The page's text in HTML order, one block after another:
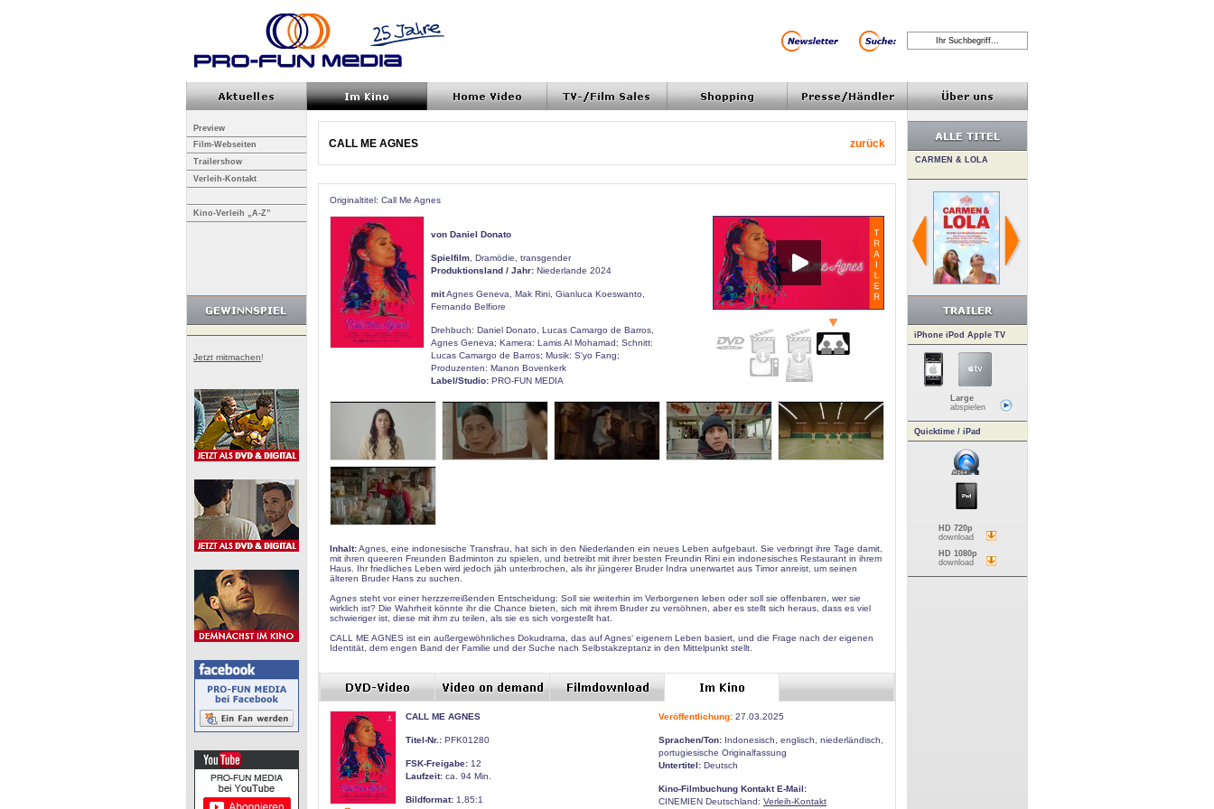
Preview
Film-Webseiten
Trailershow
Verleih-Kontakt
Kino-Verleih „A-Z”
Jetzt mitmachen!
CALL ME AGNES zurück
Originaltitel: Call Me Agnes
von Daniel Donato
Spielfilm , Dramödie, transgender
Produktionsland / Jahr: Niederlande 2024
mitAgnes Geneva, Mak Rini, Gianluca Koeswanto,
Fernando Belfiore
Drehbuch: Daniel Donato, Lucas Camargo de Barros,
Agnes Geneva; Kamera: Lamis Al Mohamad; Schnitt:
Lucas Camargo de Barros; Musik: S'yo Fang;
Produzenten: Manon Bovenkerk
Label/Studio: PRO-FUN MEDIA
Inhalt:Agnes, eine indonesische Transfrau, hat sich in den Niederlanden ein neues Leben aufgebaut. Sie verbringt ihre Tage damit,
mit ihren queeren Freunden Badminton zu spielen, und betreibt mit ihrer besten Freundin Rini ein indonesisches Restaurant in ihrem
Haus. Ihr friedliches Leben wird jedoch jäh unterbrochen, als ihr jüngerer Bruder Indra unerwartet aus Timor anreist, um seinen
älteren Bruder Hans zu suchen.
Agnes steht vor einer herzzerreißenden Entscheidung: Soll sie weiterhin im Verborgenen leben oder soll sie offenbaren, wer sie
wirklich ist? Die Wahrheit könnte ihr die Chance bieten, sich mit ihrem Bruder zu versöhnen, aber es stellt sich heraus, dass es viel
schwieriger ist, diese mit ihm zu teilen, als sie es sich vorgestellt hat.
CALL ME AGNES ist ein außergewöhnliches Dokudrama, das auf Agnes‘ eigenem Leben basiert, und die Frage nach der eigenen
Identität, dem engen Band der Familie und der Suche nach Selbstakzeptanz in den Mittelpunkt stellt.
CALL ME AGNES
Titel-Nr.: PFK01280
FSK-Freigabe: 12
Laufzeit: ca. 94 Min.
Bildformat: 1,85:1
Veröffentlichung: 27.03.2025
Sprachen/Ton: Indonesisch, englisch, niederländisch,
portugiesische Originalfassung
Untertitel: Deutsch
Kino-Filmbuchung Kontakt E-Mail:
CINEMIEN Deutschland: Verleih-Kontakt
iPhone iPod Apple TV
Large
abspielen
Quicktime / iPad
HD 720p
download
HD 1080p
download